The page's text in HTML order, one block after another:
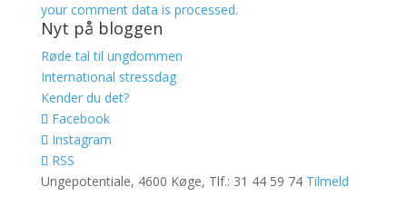
your comment data is processed.
Nyt på bloggen
Røde tal til ungdommen
International stressdag
Kender du det?
Facebook
Instagram
RSS
Ungepotentiale, 4600 Køge, Tlf.: 31 44 59 74 Tilmeld